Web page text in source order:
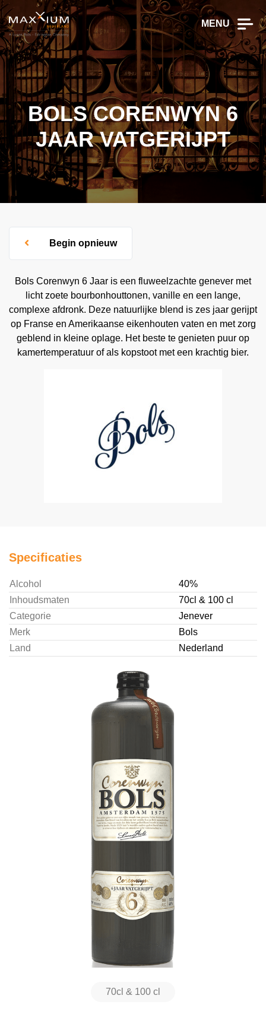
MENU
BOLS CORENWYN 6
JAAR VATGERIJPT
Begin opnieuw
Bols Corenwyn 6 Jaar is een fluweelzachte genever met
licht zoete bourbonhouttonen, vanille en een lange,
complexe afdronk. Deze natuurlijke blend is zes jaar gerijpt
op Franse en Amerikaanse eikenhouten vaten en met zorg
geblend in kleine oplage. Het beste te genieten puur op
kamertemperatuur of als kopstoot met een krachtig bier.
Specificaties
Alcohol
40%
Inhoudsmaten
70cl & 100 cl
Categorie
Jenever
Merk
Bols
Land
Nederland
70cl & 100 cl